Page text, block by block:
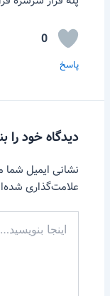
0
پاسخ
دیدگاه‌ خود را
نشانی ایمیل
علامت‌گذاری
اینجا
بنویسید…